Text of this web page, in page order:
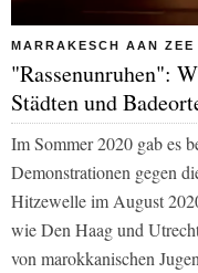
MARRAKESCH AAN ZEE
"Rassenunruhen":
Städten und
Im Sommer 2020 gab es
Demonstrationen gegen
Hitzewelle im August
wie Den Haag und
von marokkanischen